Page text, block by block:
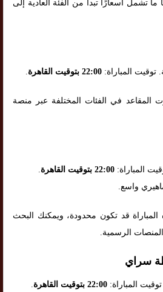
ما تشمل أسعارًا تبدأ من الفئة العادية إلى
المباراة: 22:00 بتوقيت القاهرة .
المقاعد في الفئات المختلفة عبر منصة
المباراة: 22:00 بتوقيت القاهرة
.
واسع.
المباراة قد تكون محدودة، ويمكنك البحث
الرسمية.
سراي
المباراة: 22:00 بتوقيت القاهرة .